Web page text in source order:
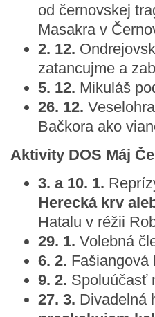
od černovskej
Masakra v
2. 12.
zatancujme a
5. 12. Mikuláš
26. 12.
Bačkora ako
Aktivity DOS Máj
3. a 10. 1.
Herecká krv
Hatalu v réžii
29. 1. Volebná
6. 2. Fašiangová
9. 2. Spoluúčasť
27. 3. Divadelná